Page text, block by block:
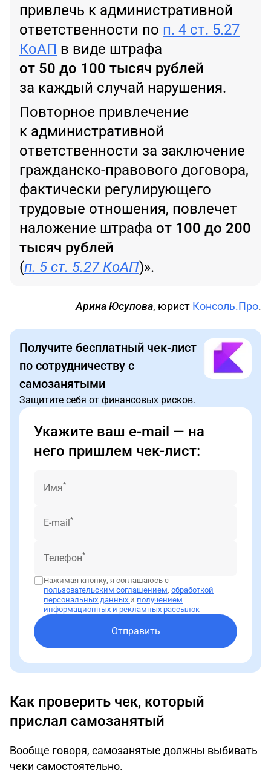
привлечь к административной
ответственности по п. 4 ст. 5.27
КоАП в виде штрафа
от 50 до 100 тысяч рублей
за каждый случай нарушения.
Повторное привлечение
к административной
ответственности за заключение
гражданско-правового договора,
фактически регулирующего
трудовые отношения, повлечет
наложение штрафа от 100 до 200
тысяч рублей
(п. 5 ст. 5.27 КоАП)».
Арина Юсупова, юрист Консоль.Про.
Получите бесплатный чек-лист
по сотрудничеству с
самозанятыми
Защитите себя от финансовых рисков.
Укажите ваш e-mail — на
него пришлем чек-лист:
Имя*
E-mail*
Телефон*
Отправить
Нажимая кнопку, я соглашаюсь с
пользовательским соглашением, обработкой
персональных данных и получением
информационных и рекламных рассылок
Как проверить чек, который
прислал самозанятый
Вообще говоря, самозанятые должны выбивать
чеки самостоятельно.